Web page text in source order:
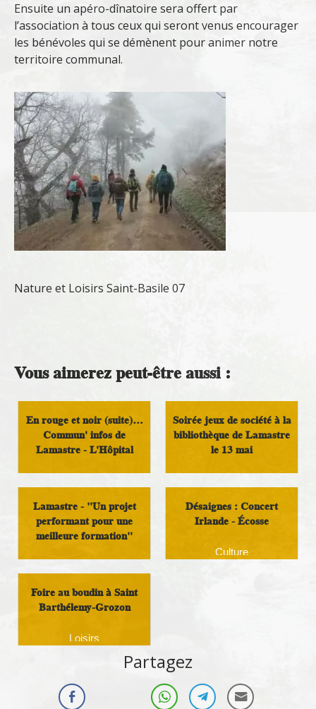
Ensuite un apéro-dînatoire sera offert par
l’association à tous ceux qui seront venus encourager
les bénévoles qui se démènent pour animer notre
territoire communal.
Nature et Loisirs Saint-Basile 07
Vous aimerez peut-être aussi :
En rouge et noir (suite)…
Commun' infos de
Lamastre - L'Hôpital
Soirée jeux de société à la
bibliothèque de Lamastre
le 13 mai
Lamastre - "Un projet
performant pour une
meilleure formation"
Désaignes : Concert
Irlande - Écosse
Culture
Foire au boudin à Saint
Barthélemy-Grozon
Loisirs
Partagez